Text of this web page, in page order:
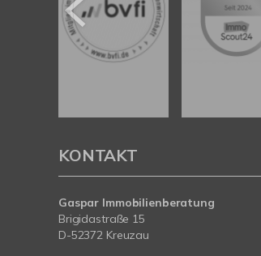
KONTAKT
Gaspar Immobilienberatung
Brigidastraße 15
D-52372 Kreuzau